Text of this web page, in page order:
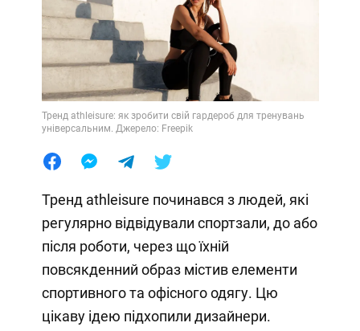
Тренд athleisure: як зробити свій гардероб для тренувань
універсальним. Джерело: Freepik
Тренд athleisure починався з людей, які
регулярно відвідували спортзали, до або
після роботи, через що їхній
повсякденний образ містив елементи
спортивного та офісного одягу. Цю
цікаву ідею підхопили дизайнери.